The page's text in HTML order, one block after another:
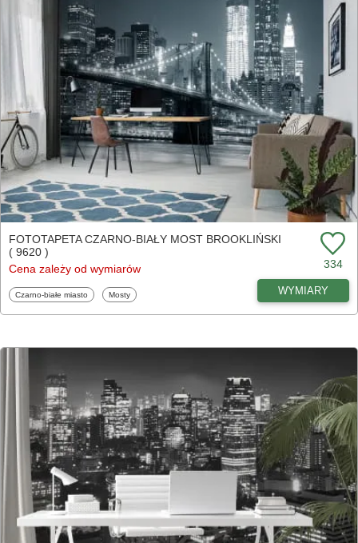
FOTOTAPETA CZARNO-BIAŁY MOST BROOKLIŃSKI
( 9620 )
Cena zależy od wymiarów
334
Fototapety
Czarno-białe miasto Fototapety
Mosty WYMIARY